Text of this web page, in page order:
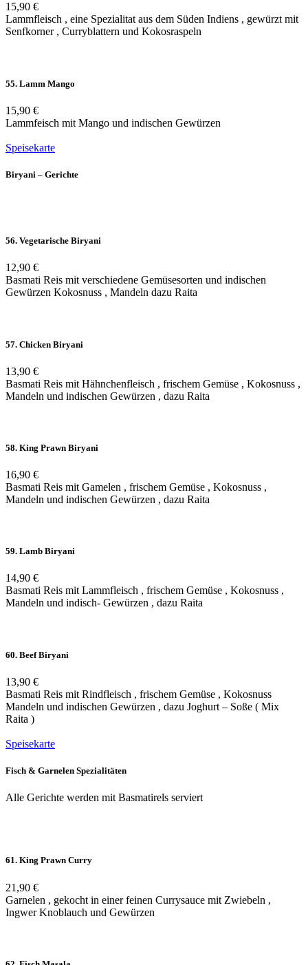
15,90 €
Lammfleisch , eine Spezialitat aus dem Süden Indiens , gewürzt mit
Senfkorner , Curryblattern und Kokosraspeln
55. Lamm Mango
15,90 €
Lammfeisch mit Mango und indischen Gewürzen
Speisekarte
Biryani – Gerichte
56. Vegetarische Biryani
12,90 €
Basmati Reis mit verschiedene Gemüsesorten und indischen
Gewürzen Kokosnuss , Mandeln dazu Raita
57. Chicken Biryani
13,90 €
Basmati Reis mit Hähnchenfleisch , frischem Gemüse , Kokosnuss ,
Mandeln und indischen Gewürzen , dazu Raita
58. King Prawn Biryani
16,90 €
Basmati Reis mit Gamelen , frischem Gemüse , Kokosnuss ,
Mandeln und indischen Gewürzen , dazu Raita
59. Lamb Biryani
14,90 €
Basmati Reis mit Lammfleisch , frischem Gemüse , Kokosnuss ,
Mandeln und indisch- Gewürzen , dazu Raita
60. Beef Biryani
13,90 €
Basmati Reis mit Rindfleisch , frischem Gemüse , Kokosnuss
Mandeln und indischen Gewürzen , dazu Joghurt – Soße ( Mix
Raita )
Speisekarte
Fisch & Garnelen Spezialitäten
Alle Gerichte werden mit Basmatirels serviert
61. King Prawn Curry
21,90 €
Garnelen , gekocht in einer feinen Currysauce mit Zwiebeln ,
Ingwer Knoblauch und Gewürzen